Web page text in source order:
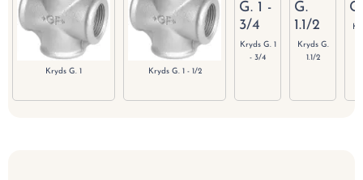
Kryds G. 1 Kryds G. 1 - 1/2
Kryds G. 1
- 3/4
Kryds G.
1.1/2